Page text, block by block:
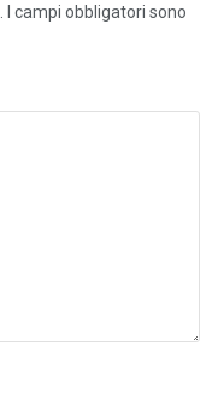
I campi obbligatori sono